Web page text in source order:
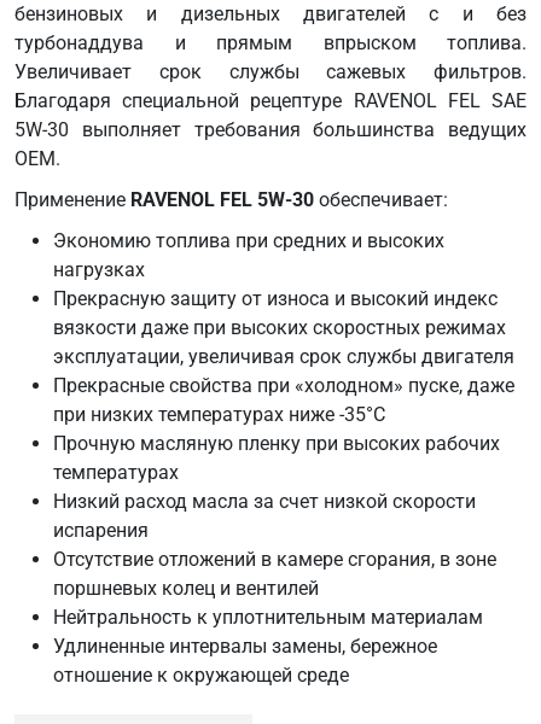
бензиновых и дизельных двигателей с и без
турбонаддува и прямым впрыском топлива.
Увеличивает срок службы сажевых фильтров.
Благодаря специальной рецептуре RAVENOL FEL SAE
5W-30 выполняет требования большинства ведущих
ОЕМ.
Применение RAVENOL FEL 5W-30 обеспечивает:
Экономию топлива при средних и высоких
нагрузках
Прекрасную защиту от износа и высокий индекс
вязкости даже при высоких скоростных режимах
эксплуатации, увеличивая срок службы двигателя
Прекрасные свойства при «холодном» пуске, даже
при низких температурах ниже -35°C
Прочную масляную пленку при высоких рабочих
температурах
Низкий расход масла за счет низкой скорости
испарения
Отсутствие отложений в камере сгорания, в зоне
поршневых колец и вентилей
Нейтральность к уплотнительным материалам
Удлиненные интервалы замены, бережное
отношение к окружающей среде